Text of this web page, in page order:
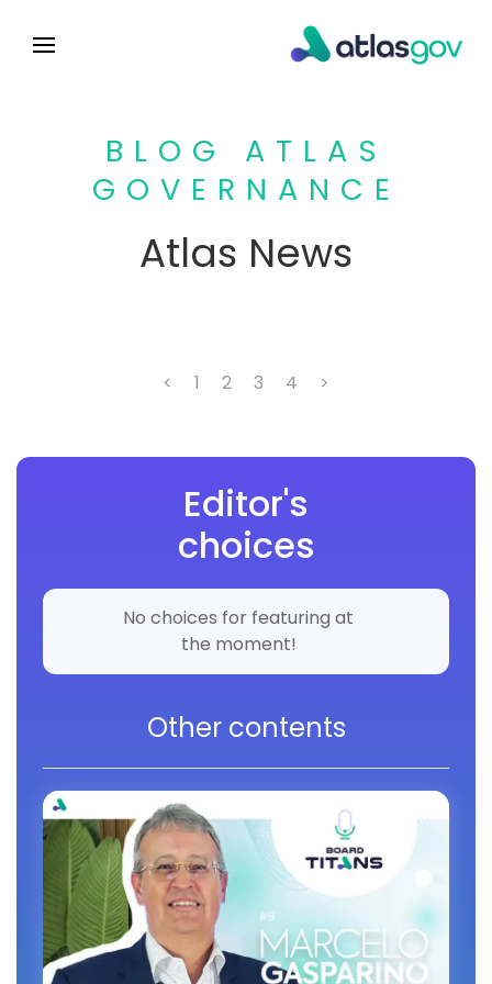
BLOG ATLAS
GOVERNANCE
Atlas News
< 1 2 3 4 >
Editor's
choices
No choices for featuring at
the moment!
Other contents